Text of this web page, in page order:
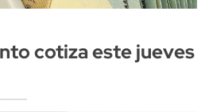
cotiza este jueves